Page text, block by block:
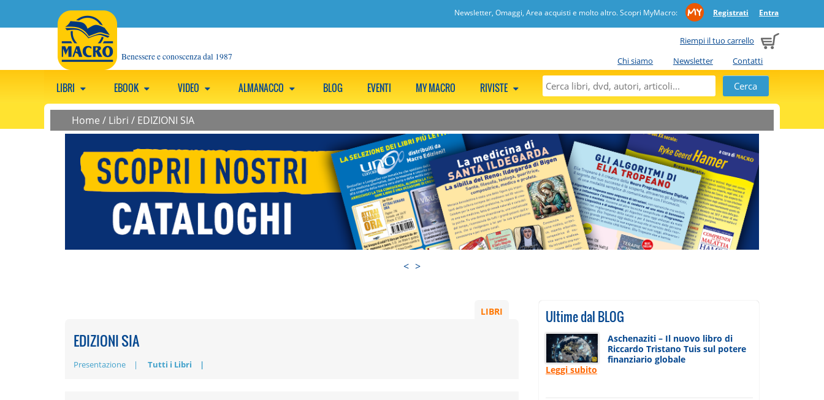
Newsletter, Omaggi, Area acquisti e molto altro. Scopri MyMacro: Registrati Entra
Riempi il tuo carrello
Chi siamo
Newsletter Contatti
Benessere e conoscenza dal 1987
LIBRI EBOOK VIDEO ALMANACCO BLOG EVENTI MY MACRO RIVISTE
Home / Libri / EDIZIONI SIA
< >
LIBRI
EDIZIONI SIA
Presentazione Tutti i Libri
Ultime dal BLOG
Aschenaziti – Il nuovo libro di
Riccardo Tristano Tuis sul potere
finanziario globale
Leggi subito